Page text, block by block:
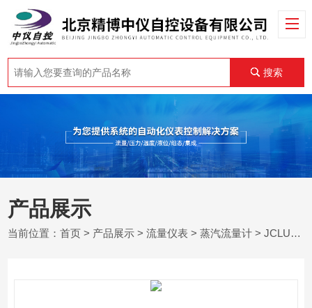
搜索
产品展示
当前位置：首页 > 产品展示 >流量仪表 >蒸汽流量计 > JCLUZQ北京蒸汽流量计生产厂家